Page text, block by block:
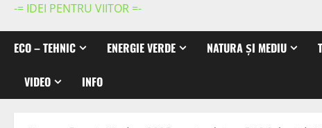
-= IDEI PENTRU VIITOR =-
ECO – TEHNIC ENERGIE VERDE NATURA ȘI MEDIU
VIDEO INFO